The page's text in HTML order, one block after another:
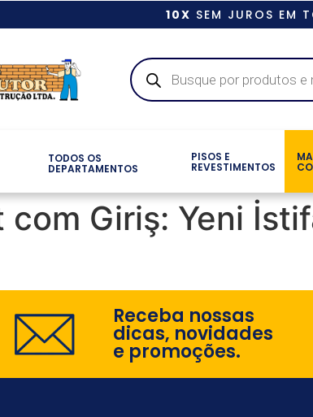
10X SEM JUROS EM
TODOS OS
DEPARTAMENTOS
PISOS E
REVESTIMENTOS
Giriş: Yeni
Receba nossas
dicas, novidades
e promoções.